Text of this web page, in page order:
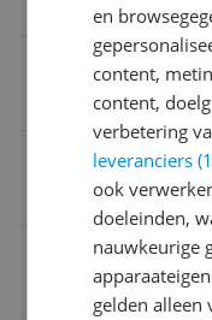
Met schroefdraad
Verpakking hoogte
21,2 cm
Taal handleiding
en
content,
content,
verbetering
leveranciers
ook
doeleinden,
nauwkeurige
gelden alleen